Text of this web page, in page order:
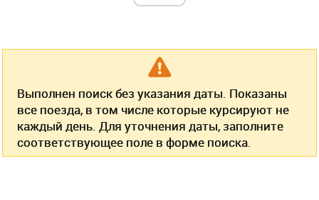
Выполнен поиск без указания даты. Показаны
все поезда, в том числе которые курсируют не
каждый день. Для уточнения даты, заполните
соответствующее поле в форме поиска.